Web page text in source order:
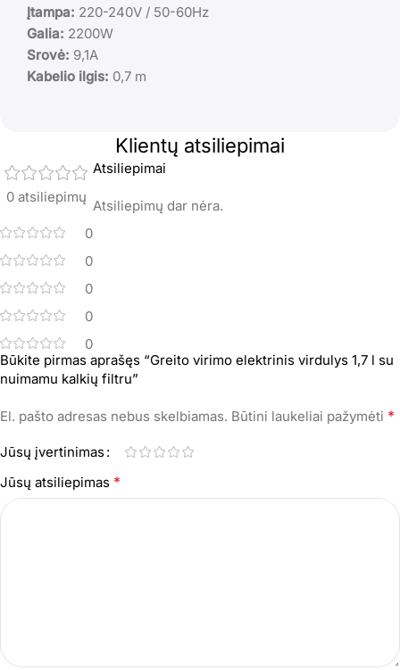
Įtampa: 220-240V / 50-60Hz
Galia: 2200W
Srovė: 9,1A
Kabelio ilgis: 0,7 m
Klientų atsiliepimai
0 atsiliepimų
0
0
0
0
0
Atsiliepimai
Atsiliepimų dar nėra.
Būkite pirmas aprašęs “Greito virimo elektrinis virdulys 1,7 l su
nuimamu kalkių filtru”
El. pašto adresas nebus skelbiamas. Būtini laukeliai pažymėti *
Jūsų įvertinimas
Jūsų atsiliepimas *